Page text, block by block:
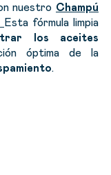
nuestro Champú
Esta fórmula limpia
los aceites
óptima de la
.